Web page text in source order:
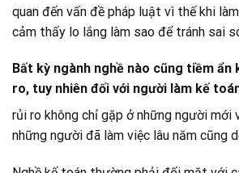
quan đến vấn đề pháp luật vì thế khi
cảm thấy lo lắng làm sao để tránh sai
Bất kỳ ngành nghề nào cũng tiềm
ro, tuy nhiên đối với người làm kế
rủi ro không chỉ gặp ở những người mới
những người đã làm việc lâu năm cũng